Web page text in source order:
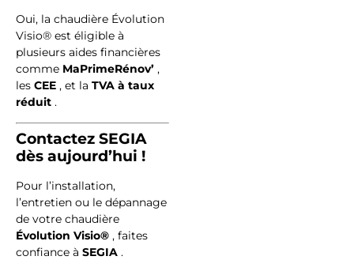
Oui, la chaudière Évolution
Visio® est éligible à
plusieurs aides financières
comme MaPrimeRénov’ ,
les CEE , et la TVA à taux
réduit .
Contactez SEGIA
dès aujourd’hui !
Pour l’installation,
l’entretien ou le dépannage
de votre chaudière
Évolution Visio® , faites
confiance à SEGIA .